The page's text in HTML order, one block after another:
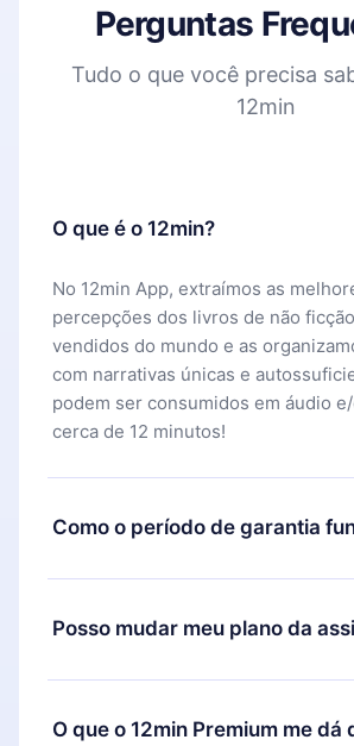
Perguntas
Tudo o que você precisa
12min
O que é o 12min?
No 12min App, extraímos as
percepções dos livros de não
vendidos do mundo e as
com narrativas únicas e
podem ser consumidos em áudio
cerca de 12 minutos!
Como o período de garantia
Você pode baixar nosso aplicativo
aproveitar nossa biblioteca. Se por
não ficar satisfeito com nossa
e solicitar o reembolso do valor.
Posso mudar meu plano da
Sim, mas a mudança só se aplicará
próximo período de cobrança. Por
O que o 12min Premium me dá